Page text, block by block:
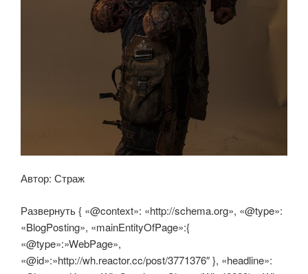
Автор: Страж
Развернуть { «@context»: «http://schema.org», «@type»:
«BlogPosting», «mainEntityOfPage»:{
«@type»:»WebPage»,
«@id»:»http://wh.reactor.cc/post/3771376″ }, «headline»: